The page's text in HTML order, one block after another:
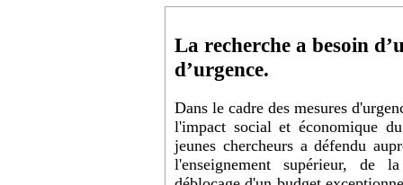
La recherche a besoin
d’urgence.
Dans le cadre des mesures
l'impact social et économique
jeunes chercheurs a défendu
l'enseignement supérieur, de